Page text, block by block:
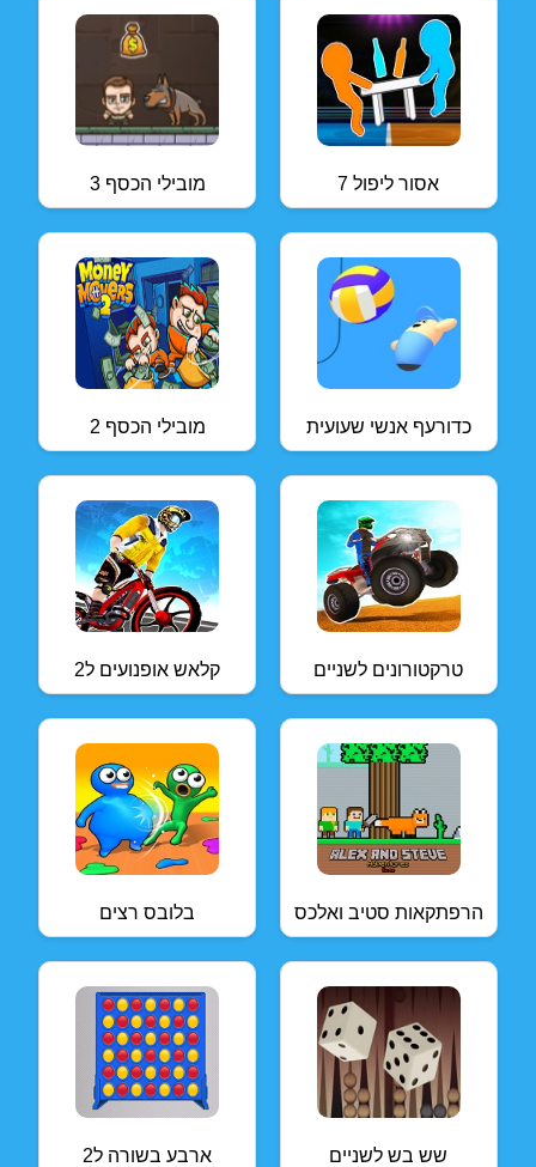
מובילי הכסף 3 אסור ליפול 7
מובילי הכסף 2 כדורעף אנשי שעועית
קלאש אופנועים ל2 טרקטורונים לשניים
בלובס רצים הרפתקאות סטיב ואלכס
ארבע בשורה ל2 שש בש לשניים